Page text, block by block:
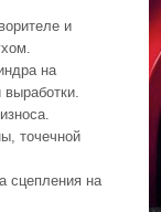
и
на
точечной
сцепления на